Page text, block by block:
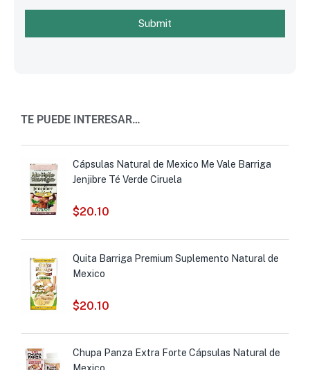
Submit
TE PUEDE INTERESAR…
Cápsulas Natural de Mexico Me Vale Barriga
Jenjibre Té Verde Ciruela
$20.10
Quita Barriga Premium Suplemento Natural de
Mexico
$20.10
Chupa Panza Extra Forte Cápsulas Natural de